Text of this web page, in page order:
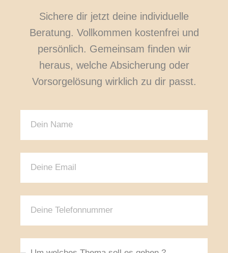
Sichere dir jetzt deine individuelle
Beratung. Vollkommen kostenfrei und
persönlich. Gemeinsam finden wir
heraus, welche Absicherung oder
Vorsorgelösung wirklich zu dir passt.